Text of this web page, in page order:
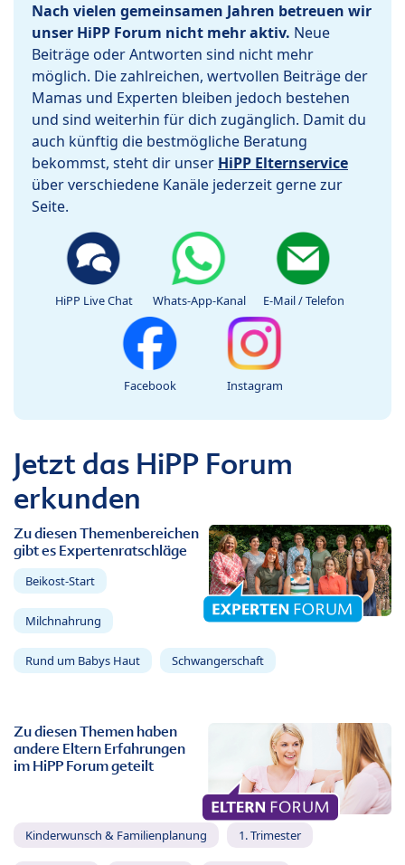
Nach vielen gemeinsamen Jahren betreuen wir
unser HiPP Forum nicht mehr aktiv. Neue
Beiträge oder Antworten sind nicht mehr
möglich. Die zahlreichen, wertvollen Beiträge der
Mamas und Experten bleiben jedoch bestehen
und sind weiterhin für dich zugänglich. Damit du
auch künftig die bestmögliche Beratung
bekommst, steht dir unser HiPP Elternservice
über verschiedene Kanäle jederzeit gerne zur
Seite.
HiPP Live Chat Whats-App-Kanal E-Mail / Telefon
Facebook Instagram
Jetzt das HiPP Forum
erkunden
Zu diesen Themenbereichen
gibt es Expertenratschläge
Beikost-Start
Milchnahrung
Rund um Babys Haut Schwangerschaft
Zu diesen Themen haben
andere Eltern Erfahrungen
im HiPP Forum geteilt
Kinderwunsch & Familienplanung 1. Trimester